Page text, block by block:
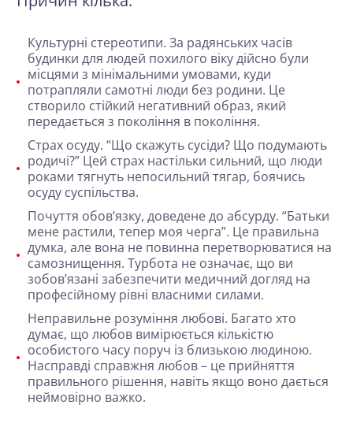
Культурні стереотипи. За радянських часів
будинки для людей похилого віку дійсно були
місцями з мінімальними умовами, куди
потрапляли самотні люди без родини. Це
створило стійкий негативний образ, який
передається з покоління в покоління.
Страх осуду. “Що скажуть сусіди? Що подумають
родичі?” Цей страх настільки сильний, що люди
роками тягнуть непосильний тягар, боячись
осуду суспільства.
Почуття обов’язку, доведене до абсурду. “Батьки
мене растили, тепер моя черга”. Це правильна
думка, але вона не повинна перетворюватися на
самознищення. Турбота не означає, що ви
зобов’язані забезпечити медичний догляд на
професійному рівні власними силами.
Неправильне розуміння любові. Багато хто
думає, що любов вимірюється кількістю
особистого часу поруч із близькою людиною.
Насправді справжня любов – це прийняття
правильного рішення, навіть якщо воно дається
неймовірно важко.